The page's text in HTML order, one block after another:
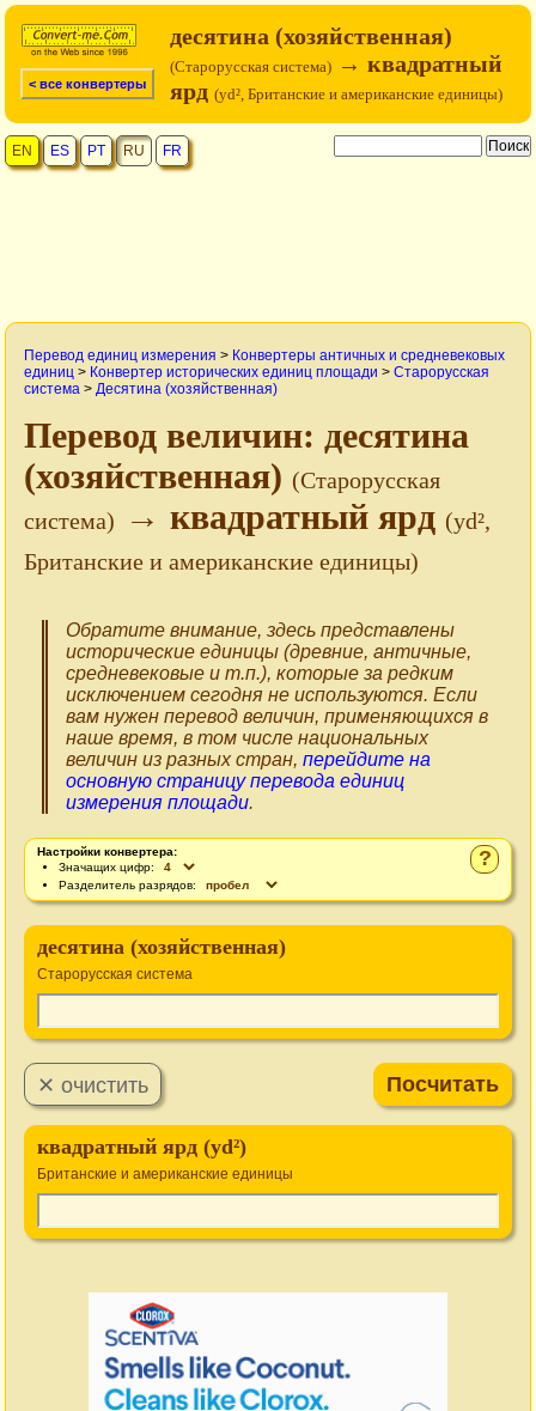
< все конвертеры
десятина (хозяйственная)
(Старорусская система) → квадратный
ярд (yd², Британские и американские единицы)
EN ES PT RU FR
Перевод единиц измерения > Конвертеры античных и средневековых
единиц > Конвертер исторических единиц площади > Старорусская
система > Десятина (хозяйственная)
Перевод величин: десятина
(хозяйственная) (Старорусская
система)
→ квадратный ярд (yd²,
Британские и американские единицы)
Обратите внимание, здесь представлены
исторические единицы (древние, античные,
средневековые и т.п.), которые за редким
исключением сегодня не используются. Если
вам нужен перевод величин, применяющихся в
наше время, в том числе национальных
величин из разных стран, перейдите на
основную страницу перевода единиц
измерения площади.
?
Настройки конвертера:
Значащих цифр:
Разделитель разрядов:
десятина (хозяйственная)
Старорусская система
квадратный ярд (yd²)
Британские и американские единицы